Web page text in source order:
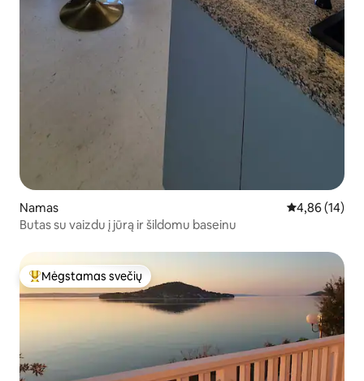
Namas Vidutinis
4,86 (14)
Butas su vaizdu į jūrą ir šildomu baseinu
Svečių mėgstamiausias
Mėgstamas svečių